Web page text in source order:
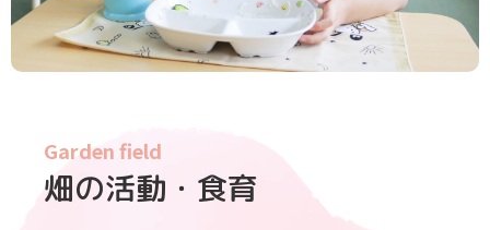
Garden field
畑の活動・食育